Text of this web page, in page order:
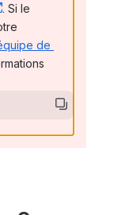
, (opens new
. Si le
de